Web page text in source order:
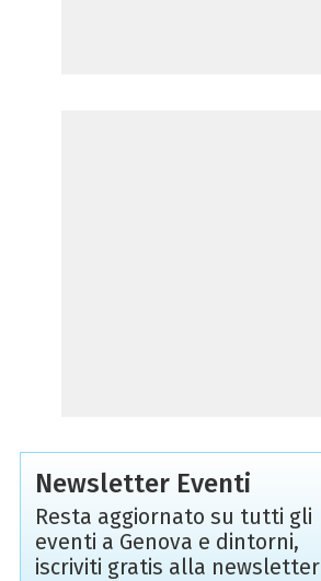
Newsletter Eventi
Resta aggiornato su tutti gli
eventi a Genova e dintorni,
iscriviti gratis alla newsletter